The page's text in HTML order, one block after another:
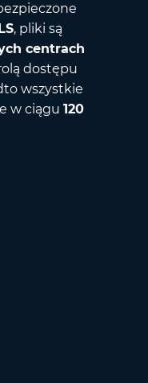
, pliki są
centrach
dostępu
wszystkie
w ciągu 120